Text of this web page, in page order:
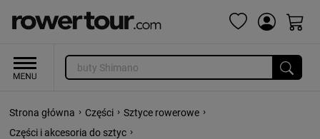
Strona główna › Części › Sztyce rowerowe ›
Części i akcesoria do sztyc ›